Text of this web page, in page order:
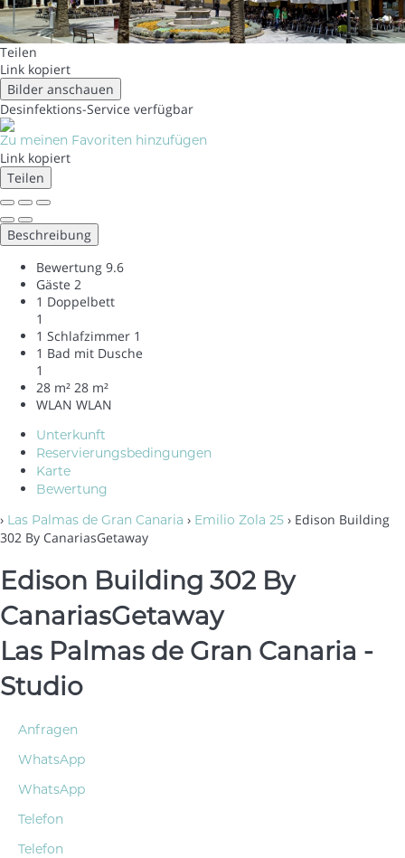
Teilen
Link kopiert
Bilder anschauen
Desinfektions-Service verfügbar
Zu meinen Favoriten hinzufügen
Link kopiert
Teilen
Beschreibung
Bewertung 9.6
Gäste 2
1 Doppelbett
1
1 Schlafzimmer 1
1 Bad mit Dusche
1
28 m² 28 m²
WLAN WLAN
Unterkunft
Reservierungsbedingungen
Karte
Bewertung
› Las Palmas de Gran Canaria › Emilio Zola 25 › Edison Building
302 By CanariasGetaway
Edison Building 302 By
CanariasGetaway
Las Palmas de Gran Canaria -
Studio
Anfragen
WhatsApp
WhatsApp
Telefon
Telefon